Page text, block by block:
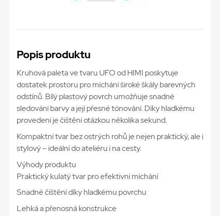
Popis produktu
Kruhová paleta ve tvaru UFO od HIMI poskytuje
dostatek prostoru pro míchání široké škály barevných
odstínů. Bílý plastový povrch umožňuje snadné
sledování barvy a její přesné tónování. Díky hladkému
provedení je čištění otázkou několika sekund.
Kompaktní tvar bez ostrých rohů je nejen praktický, ale i
stylový – ideální do ateliéru i na cesty.
Výhody produktu
Praktický kulatý tvar pro efektivní míchání
Snadné čištění díky hladkému povrchu
Lehká a přenosná konstrukce